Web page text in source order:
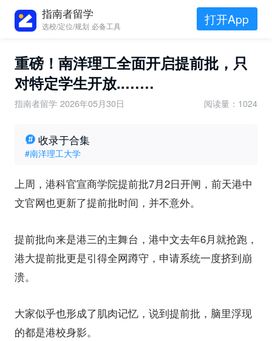
指南者留学
选校/定位/规划 必备工具 打开App
重磅！南洋理工全面开启提前批，只
对特定学生开放..……
指南者留学 2026年05月30日 阅读量：1024
收录于合集
#南洋理工大学
上周，港科官宣商学院提前批7月2日开闸，前天港中
文官网也更新了提前批时间，并不意外。
提前批向来是港三的主舞台，港中文去年6月就抢跑，
港大提前批更是引得全网蹲守，申请系统一度挤到崩
溃。
大家似乎也形成了肌肉记忆，说到提前批，脑里浮现
的都是港校身影。